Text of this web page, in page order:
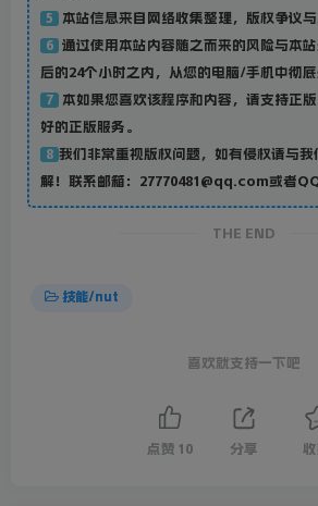
5 本站信息来自网络收集整理，版权争议与
6
通过使用本站内容随之而来的风险与本
后的24个小时之内，从您的电脑/手机中彻底
7
本如果您喜欢该程序和内容，请支持正
好的正版服务。
8 我们非常重视版权问题，如有侵权请与我
解！联系邮箱：27770481@qq.com或者
THE END
技能/nut
喜欢就支持一下吧
点赞 10 分享